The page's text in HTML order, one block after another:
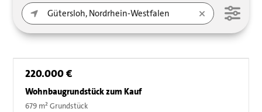
220.000 €
Wohnbaugrundstück zum Kauf
679 m² Grundstück